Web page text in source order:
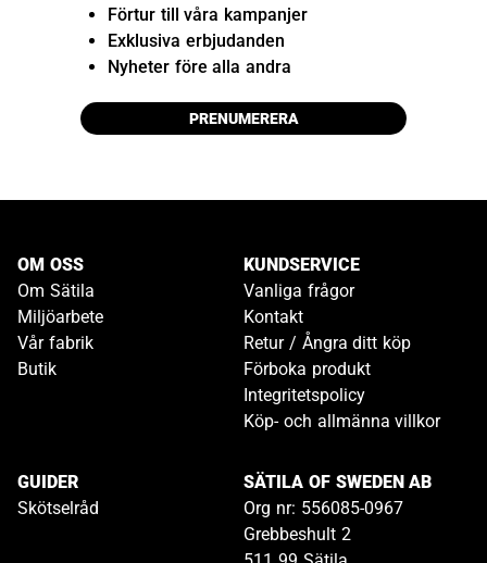
Förtur till våra kampanjer
Exklusiva erbjudanden
Nyheter före alla andra
PRENUMERERA
OM OSS
Om Sätila
Miljöarbete
Vår fabrik
Butik
KUNDSERVICE
Vanliga frågor
Kontakt
Retur / Ångra ditt köp
Förboka produkt
Integritetspolicy
Köp- och allmänna villkor
GUIDER
Skötselråd
SÄTILA OF SWEDEN AB
Org nr: 556085-0967
Grebbeshult 2